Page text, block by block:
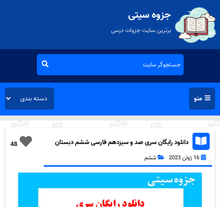
جزوه سیتی
برترین سایت جزوات درسی
منو
48
دانلود رایگان سری صد و سیزدهم فارسی ششم دبستان
16 ژوئن 2023 ششم